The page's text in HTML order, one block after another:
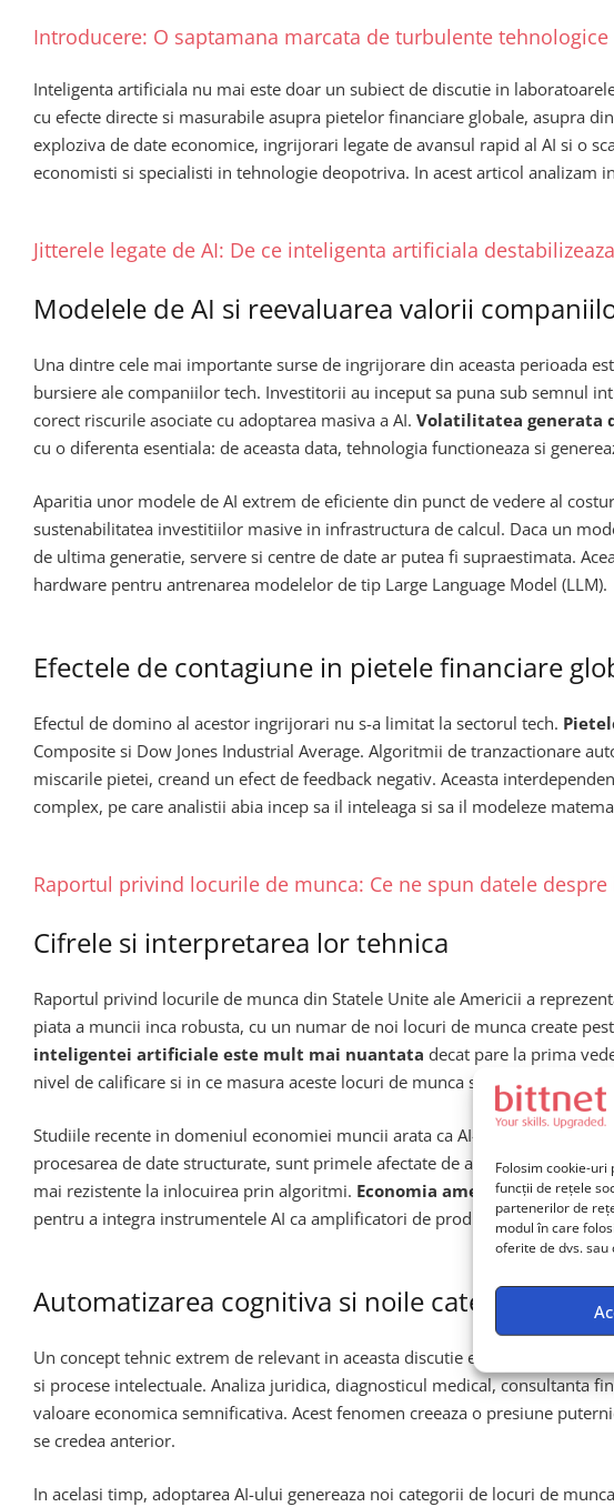
Folosim cookie-
funcții de rețele
partenerilor de
modul în care
oferite de dvs.
Introducere: O saptamana marcata de turbulente
Inteligenta artificiala nu mai este doar un subiect de discutie in
cu efecte directe si masurabile asupra pietelor financiare globale, asupra
exploziva de date economice, ingrijorari legate de avansul rapid al AI si o
economisti si specialisti in tehnologie deopotriva. In acest articol analizam
Jitterele legate de AI: De ce inteligenta artificiala
Modelele de AI si reevaluarea valorii
Una dintre cele mai importante surse de ingrijorare din aceasta perioada
bursiere ale companiilor tech. Investitorii au inceput sa puna sub semnul
corect riscurile asociate cu adoptarea masiva a AI. Volatilitatea generata
cu o diferenta esentiala: de aceasta data, tehnologia functioneaza si
Aparitia unor modele de AI extrem de eficiente din punct de vedere al
sustenabilitatea investitiilor masive in infrastructura de calcul. Daca un
de ultima generatie, servere si centre de date ar putea fi supraestimata.
hardware pentru antrenarea modelelor de tip Large Language Model (LLM).
Efectele de contagiune in pietele financiare
Efectul de domino al acestor ingrijorari nu s-a limitat la sectorul tech.
Composite si Dow Jones Industrial Average. Algoritmii de tranzactionare
miscarile pietei, creand un efect de feedback negativ. Aceasta
complex, pe care analistii abia incep sa il inteleaga si sa il modeleze
Raportul privind locurile de munca: Ce ne spun datele
Cifrele si interpretarea lor tehnica
Raportul privind locurile de munca din Statele Unite ale Americii a
piata a muncii inca robusta, cu un numar de noi locuri de munca create
inteligentei artificiale este mult mai nuantata decat pare la prima
nivel de calificare si in ce masura aceste locuri de munca sunt vulnerabile
Studiile recente in domeniul economiei muncii arata ca AI-ul nu elimina
procesarea de date structurate, sunt primele afectate de automatizare. In
mai rezistente la inlocuirea prin algoritmi. Economia americana se afla
pentru a integra instrumentele AI ca amplificatori de productivitate, nu
Automatizarea cognitiva si noile categorii de
Un concept tehnic extrem de relevant in aceasta discutie este cel de
si procese intelectuale. Analiza juridica, diagnosticul medical, consultanta
valoare economica semnificativa. Acest fenomen creeaza o presiune
se credea anterior.
In acelasi timp, adoptarea AI-ului genereaza noi categorii de locuri de